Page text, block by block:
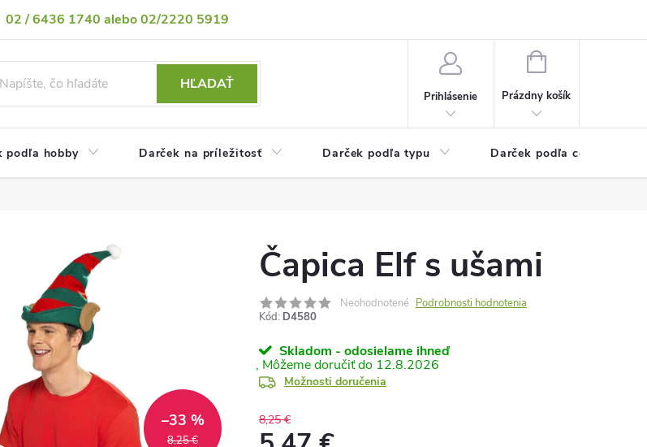
02 / 6436 1740 alebo 02/2220 5919
tovaru Podmienky ochrany osobných údajov
HĽADAŤ
Prihlásenie
NÁKUPNÝ
Prázdny košík
podľa hobby Darček na príležitosť Darček podľa typu Darček podľa ceny
8,25 €
–33 %
Čapica Elf s ušami
Neohodnotené Podrobnosti hodnotenia
Kód: D4580
Skladom - odosielame ihneď
12.8.2026
Možnosti doručenia
8,25 €